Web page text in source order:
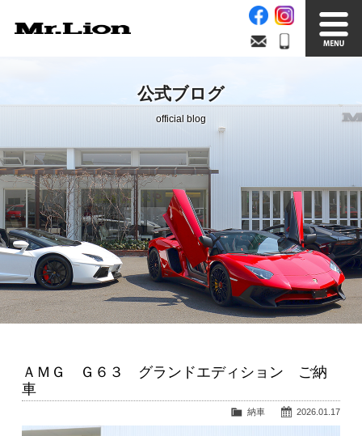
在庫車情報 買取無料査定
Factory
自社工場 サービス案内
Official Blog
公式ブログ
Company info.
会社案内
公式ブログ
official blog
ＡＭＧ Ｇ６３ グランドエディション ご納
車
2026.01.17
納車